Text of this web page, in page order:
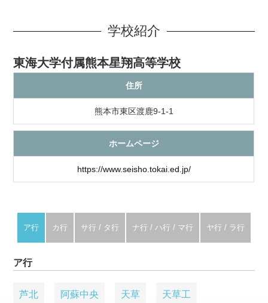
学校紹介
東海大学付属熊本星翔高等学校
住所
熊本市東区渡鹿9-1-1
ホームページ
https://www.seisho.tokai.ed.jp/
ア行 カ行 サ行 / タ行 ナ行 / ハ行 / マ行 ヤ行 / ラ行
ア行
芦北 阿蘇中央 天草 天草工